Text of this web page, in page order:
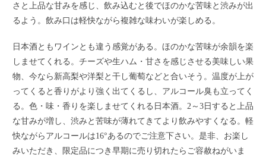
さと上品な甘みを感じ、飲み込むと後でほのかな苦味と渋みが出
るよう。飲み口は軽快ながら複雑な味わいが楽しめる。
日本酒ともワインとも違う感覚がある。ほのかな苦味が余韻を楽
しませてくれる。チーズや生ハム・甘さを感じさせる美味しい果
物、今なら新高梨や洋梨と干し葡萄などと合いそう。温度が上が
ってくると香りがより強く出てくるし、アルコール臭も立ってく
る。色・味・香りを楽しませてくれる日本酒。2～3日すると上品
な甘みが増し、渋みと苦味が薄れてきてより飲みやすくなる。軽
快ながらアルコールは16°あるのでご注意下さい。是非、お楽し
みいただき、限定品につき早期に売り切れたらご容赦ねがいま